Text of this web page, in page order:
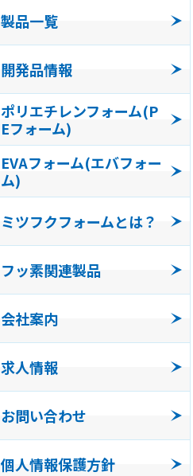
製品一覧
開発品情報
ポリエチレンフォーム(P
Eフォーム)
EVAフォーム(エバフォー
ム)
ミツフクフォームとは？
フッ素関連製品
会社案内
求人情報
お問い合わせ
個人情報保護方針